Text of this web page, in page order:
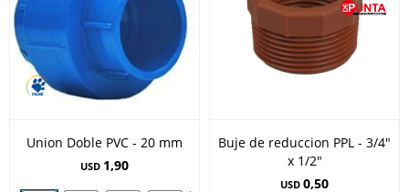
Union Doble PVC - 20 mm
USD 1,90
Buje de reduccion PPL - 3/4"
x 1/2"
USD 0,50